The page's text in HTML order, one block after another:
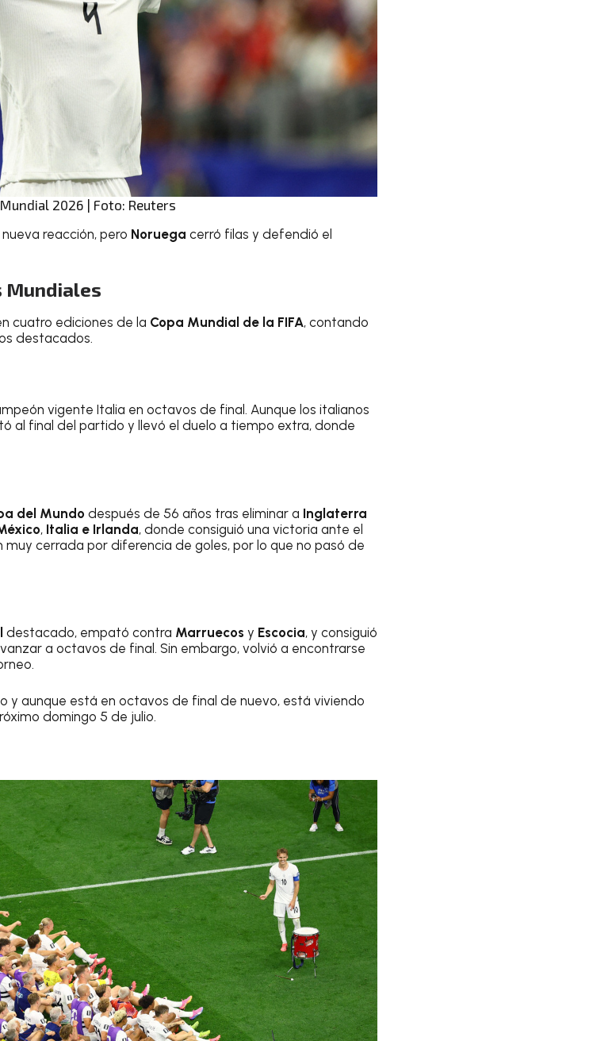
2026 | Foto: Reuters
reacción, pero Noruega cerró filas y defendió el
Mundiales
cuatro ediciones de la Copa Mundial de la FIFA, contando
destacados.
vigente Italia en octavos de final. Aunque los italianos
al final del partido y llevó el duelo a tiempo extra, donde
del Mundo después de 56 años tras eliminar a Inglaterra
, Italia e Irlanda, donde consiguió una victoria ante el
muy cerrada por diferencia de goles, por lo que no pasó de
destacado, empató contra Marruecos y Escocia, y consiguió
a octavos de final. Sin embargo, volvió a encontrarse
y aunque está en octavos de final de nuevo, está viviendo
domingo 5 de julio.